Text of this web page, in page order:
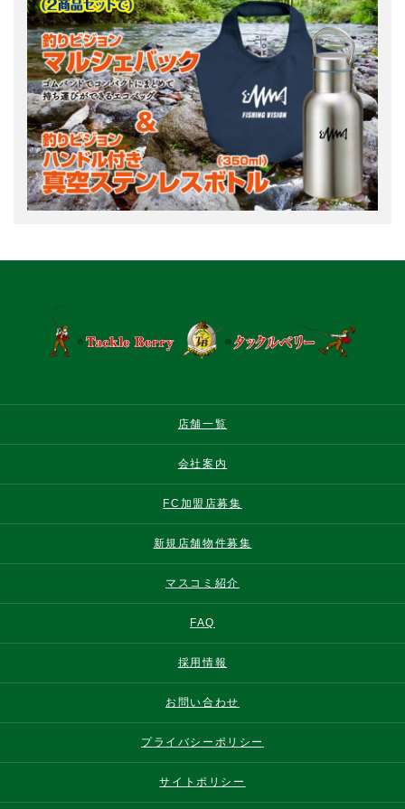
店舗一覧
会社案内
FC加盟店募集
新規店舗物件募集
マスコミ紹介
FAQ
採用情報
お問い合わせ
プライバシーポリシー
サイトポリシー